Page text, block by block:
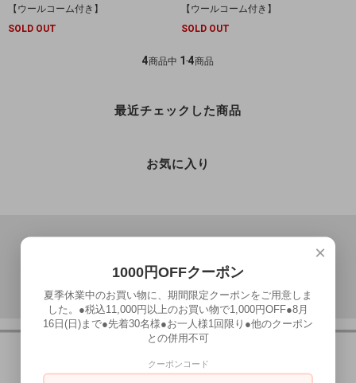
【ウールコーム付き】
SOLD OUT
【ウールコーム付き】
SOLD OUT
4商品中 1 -4商品
最近チェックした商品
お気に入り
×
1000円OFFクーポン
夏季休業中のお買い物に、期間限定クーポンをご用意しま
した。●税込11,000円以上のお買い物で1,000円OFF●8月
16日(日)まで●先着30名様●お一人様1回限り●他のクーポン
との併用不可
クーポンコード